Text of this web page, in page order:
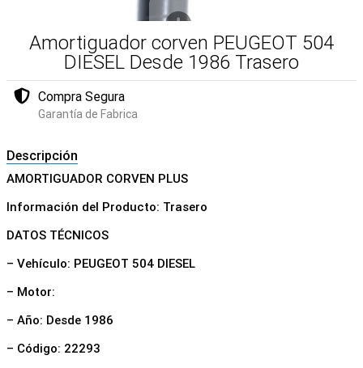
Amortiguador corven PEUGEOT 504
DIESEL Desde 1986 Trasero
Compra Segura
Garantía de Fabrica
Descripción
AMORTIGUADOR CORVEN PLUS
Información del Producto: Trasero
DATOS TÉCNICOS
– Vehículo: PEUGEOT 504 DIESEL
– Motor:
– Año: Desde 1986
– Código: 22293